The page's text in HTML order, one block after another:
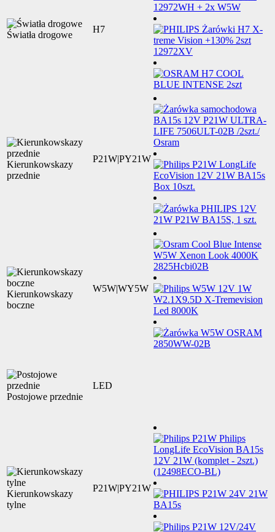
Światła drogowe
H7
Kierunkowskazy
przednie
P21W|PY21W
Kierunkowskazy
boczne
W5W|WY5W
Postojowe przednie
LED
Kierunkowskazy
tylne
P21W|PY21W